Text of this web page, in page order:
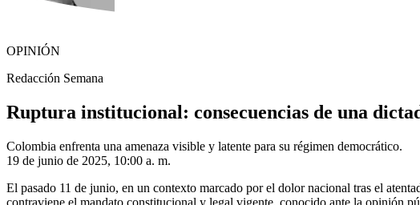
OPINIÓN
Redacción Semana
Ruptura institucional: consecuencias de una
Colombia enfrenta una amenaza visible y latente para su régimen democrático.
19 de junio de 2025, 10:00 a. m.
El pasado 11 de junio, en un contexto marcado por el dolor nacional tras el
contraviene el mandato constitucional y legal vigente, conocido ante la opinión